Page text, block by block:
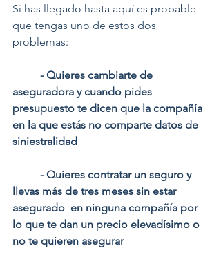
Si has llegado hasta aquí es probable
que tengas uno de estos dos
problemas:
- Quieres cambiarte de
aseguradora y cuando pides
presupuesto te dicen que la compañía
en la que estás no comparte datos de
siniestralidad
- Quieres contratar un seguro y
llevas más de tres meses sin estar
asegurado en ninguna compañía por
lo que te dan un precio elevadísimo o
no te quieren asegurar